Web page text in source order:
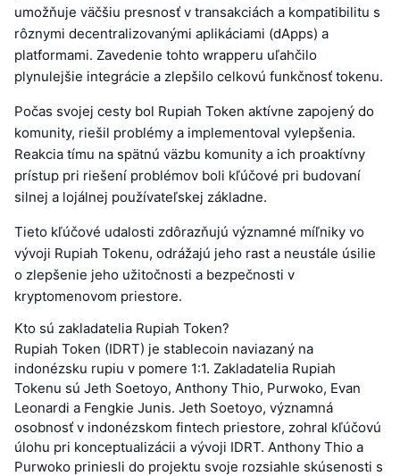
umožňuje väčšiu presnosť v transakciách a kompatibilitu s
rôznymi decentralizovanými aplikáciami (dApps) a
platformami. Zavedenie tohto wrapperu uľahčilo
plynulejšie integrácie a zlepšilo celkovú funkčnosť tokenu.
Počas svojej cesty bol Rupiah Token aktívne zapojený do
komunity, riešil problémy a implementoval vylepšenia.
Reakcia tímu na spätnú väzbu komunity a ich proaktívny
prístup pri riešení problémov boli kľúčové pri budovaní
silnej a lojálnej používateľskej základne.
Tieto kľúčové udalosti zdôrazňujú významné míľniky vo
vývoji Rupiah Tokenu, odrážajú jeho rast a neustále úsilie
o zlepšenie jeho užitočnosti a bezpečnosti v
kryptomenovom priestore.
Kto sú zakladatelia Rupiah Token?
Rupiah Token (IDRT) je stablecoin naviazaný na
indonézsku rupiu v pomere 1:1. Zakladatelia Rupiah
Tokenu sú Jeth Soetoyo, Anthony Thio, Purwoko, Evan
Leonardi a Fengkie Junis. Jeth Soetoyo, významná
osobnosť v indonézskom fintech priestore, zohral kľúčovú
úlohu pri konceptualizácii a vývoji IDRT. Anthony Thio a
Purwoko priniesli do projektu svoje rozsiahle skúsenosti s